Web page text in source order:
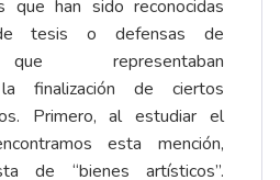
que han sido reconocidas
tesis o defensas de
representaban
la finalización de ciertos
Primero, al estudiar el
esta mención,
de “bienes artísticos”.